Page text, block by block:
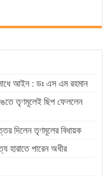
আইন : ডঃ এস এম রহমান
তৃণমূলেই ছিপ ফেললেন
দিলেন তৃণমূলের বিধায়ক
হারাতে পারেন অধীর